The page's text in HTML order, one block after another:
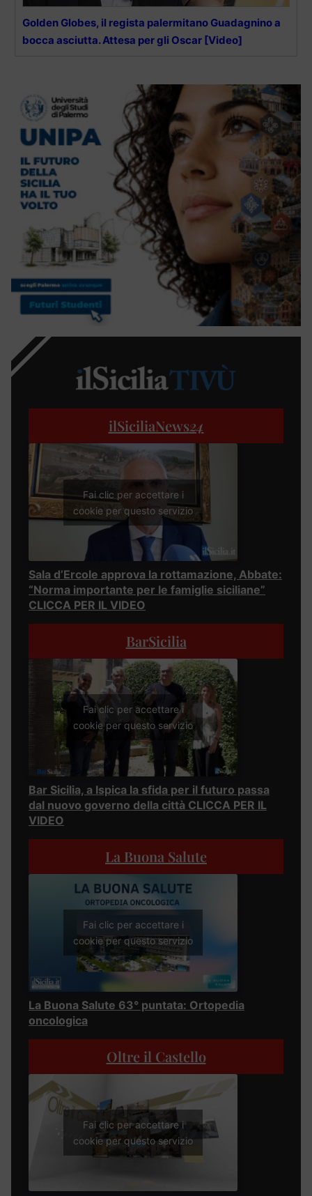
Golden Globes, il regista palermitano Guadagnino a
bocca asciutta. Attesa per gli Oscar [Video]
ilSiciliaNews24
Fai clic per accettare i
cookie per questo servizio
Sala d’Ercole approva la rottamazione, Abbate:
“Norma importante per le famiglie siciliane”
CLICCA PER IL VIDEO
BarSicilia
Fai clic per accettare i
cookie per questo servizio
Bar Sicilia, a Ispica la sfida per il futuro passa
dal nuovo governo della città CLICCA PER IL
VIDEO
La Buona Salute
Fai clic per accettare i
cookie per questo servizio
La Buona Salute 63° puntata: Ortopedia
oncologica
Oltre il Castello
Fai clic per accettare i
cookie per questo servizio